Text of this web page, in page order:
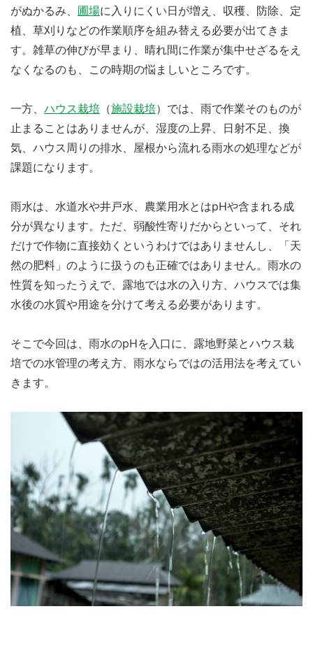
がぬかるみ、 圃場に入りにくい日が増え、収穫、 防除、定
植、草刈りなどの作業順序を組み替える必要が出てきま
す。雑草の伸びが早まり、晴れ間に作業が集中せざるをえ
なくなるのも、この時期の悩ましいところです。
一方、 ハウス栽培 （施設栽培）では、雨で作業そのものが
止まることはありませんが、湿度の上昇、日射不足、換
気、ハウス周りの排水、屋根から流れる雨水の処理などが
課題になります。
雨水は、水道水や井戸水、農業用水とはpHや含まれる成
分が異なります。ただ、弱酸性寄りだからといって、それ
だけで作物に直接効くというわけではありませんし、「天
然の肥料」のように扱うのも正確ではありません。雨水の
性質を知ったうえで、露地では水の入り方、ハウスでは集
水後の水質や用途を分けて考える必要があります。
そこで今回は、雨水のpHを入口に、露地野菜とハウス栽
培での水管理の考え方、雨水ならではの活用法を考えてい
きます。